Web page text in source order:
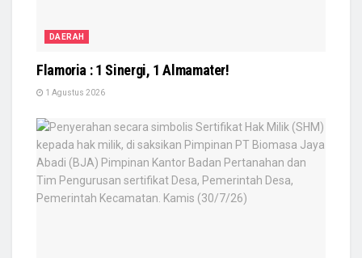
DAERAH
Flamoria : 1 Sinergi, 1 Almamater!
1 Agustus 2026